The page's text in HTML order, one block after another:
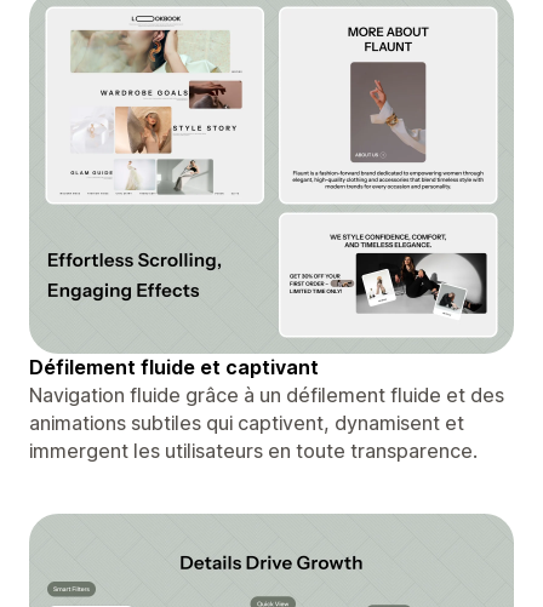
Défilement fluide et captivant
Navigation fluide grâce à un défilement fluide et des
animations subtiles qui captivent, dynamisent et
immergent les utilisateurs en toute transparence.